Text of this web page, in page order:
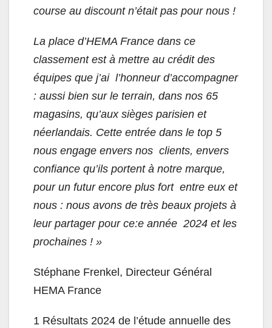
course au discount n’était pas pour nous !
La place d’HEMA France dans ce
classement est à mettre au crédit des
équipes que j’ai l’honneur d’accompagner
: aussi bien sur le terrain, dans nos 65
magasins, qu’aux sièges parisien et
néerlandais. Cette entrée dans le top 5
nous engage envers nos clients, envers
confiance qu’ils portent à notre marque,
pour un futur encore plus fort entre eux et
nous : nous avons de très beaux projets à
leur partager pour ce:e année 2024 et les
prochaines ! »
Stéphane Frenkel, Directeur Général
HEMA France
1 Résultats 2024 de l’étude annuelle des